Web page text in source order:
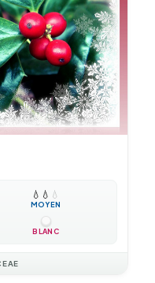
💧 💧 💧
MOYEN
BLANC